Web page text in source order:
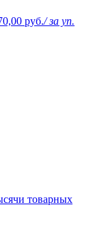
руб./ за уп.
товарных